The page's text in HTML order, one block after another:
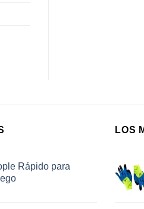
Rápido para
LOS